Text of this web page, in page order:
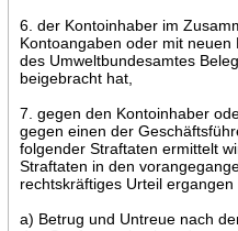
6. der Kontoinhaber im
Kontoangaben oder mit
des Umweltbundesamtes
beigebracht hat,
7. gegen den Kontoinhaber
gegen einen der
folgender Straftaten ermittelt
Straftaten in den
rechtskräftiges Urteil ergangen
a) Betrug und Untreue nach